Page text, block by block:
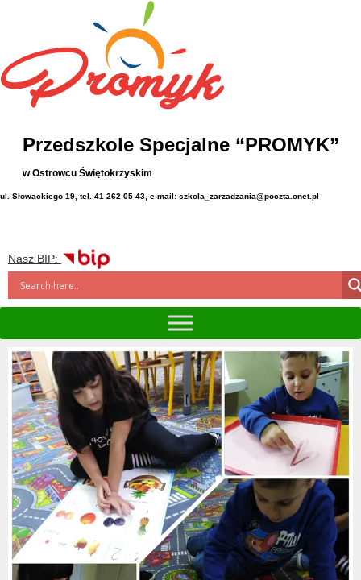
Przedszkole Specjalne “PROMYK”
w Ostrowcu Świętokrzyskim
ul. Słowackiego 19, tel. 41 262 05 43, e-mail: szkola_zarzadzania@poczta.onet.pl
Nasz BIP: